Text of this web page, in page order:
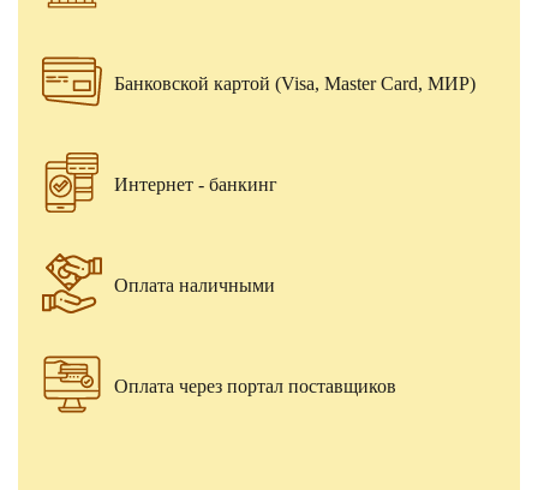
Банковской картой (Visa, Master Card, МИР)
Интернет - банкинг
Оплата наличными
Оплата через портал поставщиков